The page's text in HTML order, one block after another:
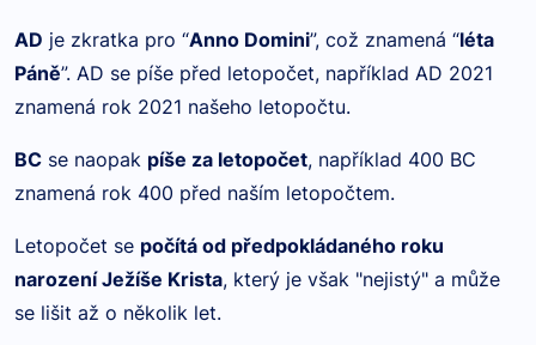
AD je zkratka pro “Anno Domini”, což znamená “léta
Páně”. AD se píše před letopočet, například AD 2021
znamená rok 2021 našeho letopočtu.
BC se naopak píše za letopočet, například 400 BC
znamená rok 400 před naším letopočtem.
Letopočet se počítá od předpokládaného roku
narození Ježíše Krista, který je však "nejistý" a může
se lišit až o několik let.